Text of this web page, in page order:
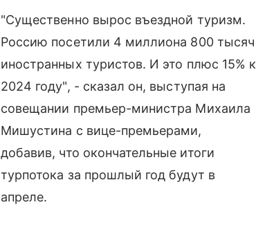
"Существенно вырос въездной туризм.
Россию посетили 4 миллиона 800 тысяч
иностранных туристов. И это плюс 15% к
2024 году", - сказал он, выступая на
совещании премьер-министра Михаила
Мишустина с вице-премьерами,
добавив, что окончательные итоги
турпотока за прошлый год будут в
апреле.